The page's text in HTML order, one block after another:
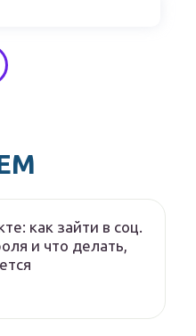
как зайти в соц.
и что делать,